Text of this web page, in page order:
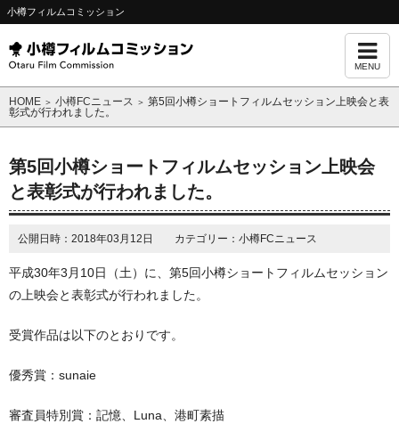
小樽フィルムコミッション
MENU
HOME ＞ 小樽FCニュース ＞ 第5回小樽ショートフィルムセッション上映会と表
彰式が行われました。
第5回小樽ショートフィルムセッション上映会
と表彰式が行われました。
公開日時：2018年03月12日 カテゴリー：小樽FCニュース
平成30年3月10日（土）に、第5回小樽ショートフィルムセッション
の上映会と表彰式が行われました。
受賞作品は以下のとおりです。
優秀賞：sunaie
審査員特別賞：記憶、Luna、港町素描